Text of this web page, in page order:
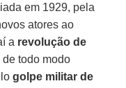
em 1929, pela
atores ao
a revolução de
todo modo
golpe militar de